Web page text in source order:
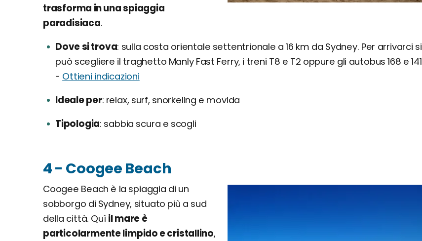
trasforma in una spiaggia
paradisiaca.
Dove si trova sulla costa orientale settentrionale a 16 km da Sydney. Per arrivarci si
può scegliere il traghetto Manly Fast Ferry, i treni T8 e T2 oppure gli autobus 168 e 141
- Ottieni indicazioni
Ideale per relax, surf, snorkeling e movida
Tipologia sabbia scura e scogli
4 - Coogee Beach
Coogee Beach è la spiaggia di un
sobborgo di Sydney, situato più a sud
della città. Quì il mare è
particolarmente limpido e cristallino,